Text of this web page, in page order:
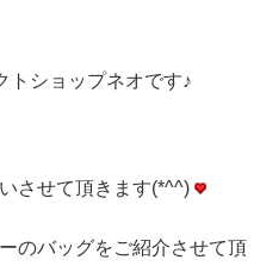
トショップネオです♪
させて頂きます(*^^)
のバッグをご紹介させて頂